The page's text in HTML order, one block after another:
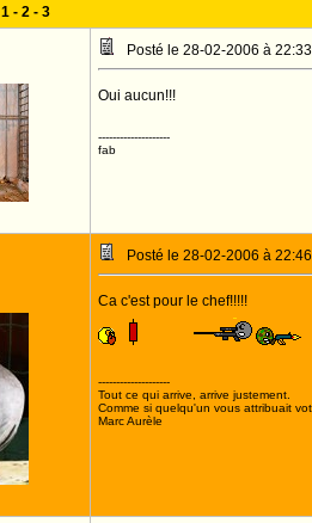
1- 2- 3
Posté le 28-02-2006 à
Oui aucun!!!
--------------------
fab
Posté le 28-02-2006 à
Ca c'est pour le chef!!!!!
--------------------
Tout ce qui arrive, arrive justement.
Comme si quelqu'un vous attribuait
Marc Aurèle